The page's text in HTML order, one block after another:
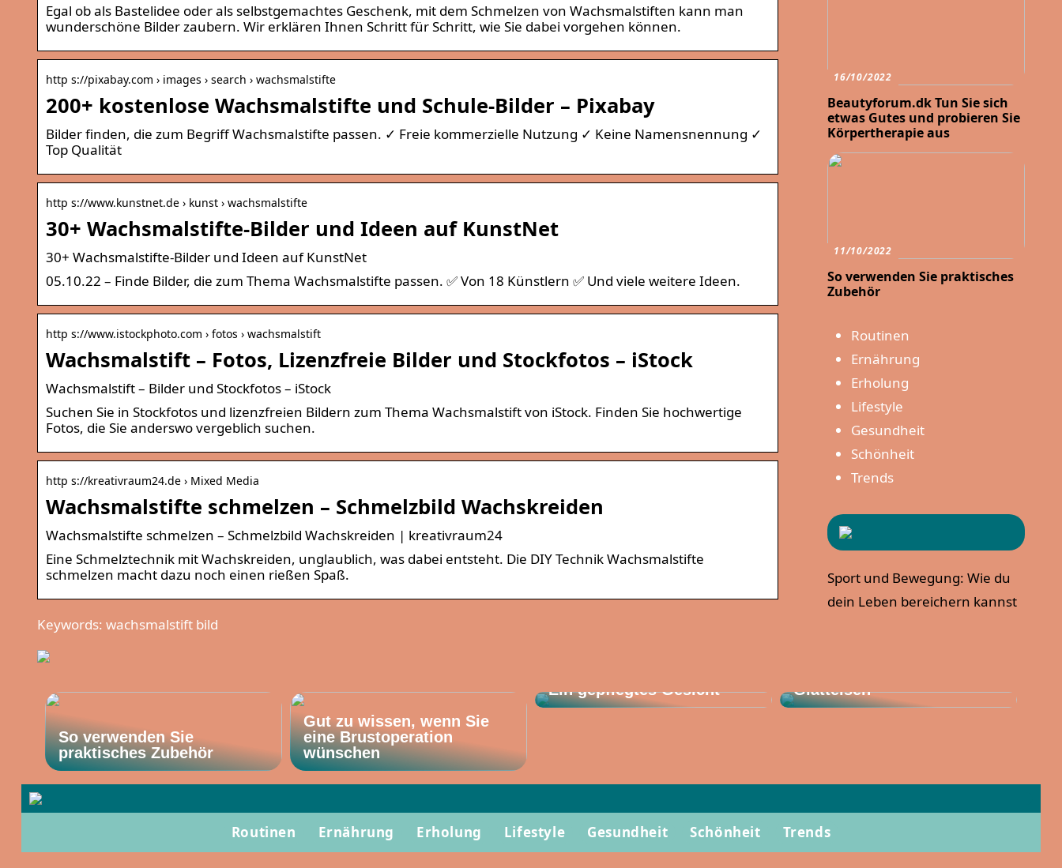
Egal ob als Bastelidee oder als selbstgemachtes Geschenk, mit dem Schmelzen von Wachsmalstiften kann man
wunderschöne Bilder zaubern. Wir erklären Ihnen Schritt für Schritt, wie Sie dabei vorgehen können.
http s://pixabay.com › images › search › wachsmalstifte
200+ kostenlose Wachsmalstifte und Schule-Bilder – Pixabay
Bilder finden, die zum Begriff Wachsmalstifte passen. ✓ Freie kommerzielle Nutzung ✓ Keine Namensnennung ✓
Top Qualität
http s://www.kunstnet.de › kunst › wachsmalstifte
30+ Wachsmalstifte-Bilder und Ideen auf KunstNet
30+ Wachsmalstifte-Bilder und Ideen auf KunstNet
05.10.22 – Finde Bilder, die zum Thema Wachsmalstifte passen. ✅ Von 18 Künstlern ✅ Und viele weitere Ideen.
http s://www.istockphoto.com › fotos › wachsmalstift
Wachsmalstift – Fotos, Lizenzfreie Bilder und Stockfotos – iStock
Wachsmalstift – Bilder und Stockfotos – iStock
Suchen Sie in Stockfotos und lizenzfreien Bildern zum Thema Wachsmalstift von iStock. Finden Sie hochwertige
Fotos, die Sie anderswo vergeblich suchen.
http s://kreativraum24.de › Mixed Media
Wachsmalstifte schmelzen – Schmelzbild Wachskreiden
Wachsmalstifte schmelzen – Schmelzbild Wachskreiden | kreativraum24
Eine Schmelztechnik mit Wachskreiden, unglaublich, was dabei entsteht. Die DIY Technik Wachsmalstifte
schmelzen macht dazu noch einen rießen Spaß.
Keywords: wachsmalstift bild
16/10/2022
Beautyforum.dk Tun Sie sich
etwas Gutes und probieren Sie
Körpertherapie aus
11/10/2022
So verwenden Sie praktisches
Zubehör
Routinen
Ernährung
Erholung
Lifestyle
Gesundheit
Schönheit
Trends
Sport und Bewegung: Wie du
dein Leben bereichern kannst
So verwenden Sie
praktisches Zubehör
Gut zu wissen, wenn Sie
eine Brustoperation
wünschen
Ein gepflegtes Gesicht
Glätteisen
Routinen Ernährung Erholung Lifestyle Gesundheit Schönheit Trends